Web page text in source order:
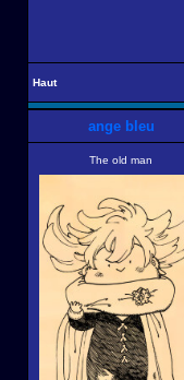
Haut
ange bleu
The old man